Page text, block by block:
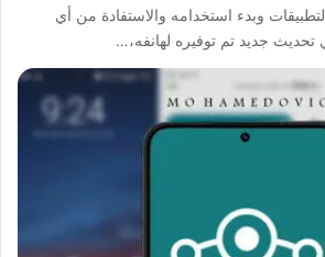
وبدء استخدامه والاستفادة من أي
تحديث جديد تم توفيره لهانفه،…